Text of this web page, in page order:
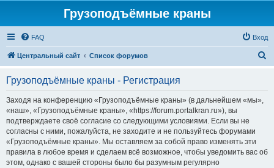
Грузоподъёмные краны
FAQ Вход
Центральный сайт Список форумов
Грузоподъёмные краны - Регистрация
Заходя на конференцию «Грузоподъёмные краны» (в дальнейшем «мы»,
«наш», «Грузоподъёмные краны», «https://forum.portalkran.ru»), вы
подтверждаете своё согласие со следующими условиями. Если вы не
согласны с ними, пожалуйста, не заходите и не пользуйтесь форумами
«Грузоподъёмные краны». Мы оставляем за собой право изменять эти
правила в любое время и сделаем всё возможное, чтобы уведомить вас об
этом, однако с вашей стороны было бы разумным регулярно